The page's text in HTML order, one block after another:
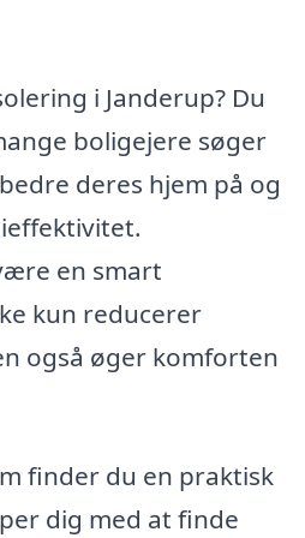
i Janderup? Du
boligejere søger
deres hjem på og
en smart
kun reducerer
også øger komforten
finder du en praktisk
dig med at finde